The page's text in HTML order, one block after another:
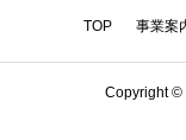
TOP 事業案
Copyright ©